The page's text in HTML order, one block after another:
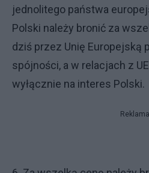
jednolitego państwa
Polski należy bronić za
dziś przez Unię Europejską
spójności, a w relacjach z
wyłącznie na interes Polski.
Reklama